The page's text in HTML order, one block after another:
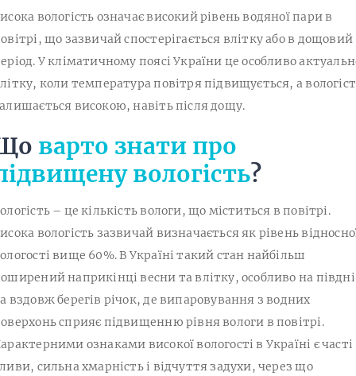
вологість означає високий рівень водяної пари в
що зазвичай спостерігається влітку або в дощовий
У кліматичному поясі України це особливо
коли температура повітря підвищується, а
високою, навіть після дощу.
варто знати про
вологість?
– це кількість вологи, що міститься в повітрі.
вологість зазвичай визначається як рівень
вище 60%. В Україні такий стан найбільш
наприкінці весни та влітку, особливо на півдні
вздовж берегів річок, де випаровування з водних
сприяє підвищенню рівня вологи в повітрі.
ознаками високої вологості в Україні є часті
сильна хмарність і відчуття задухи, через що